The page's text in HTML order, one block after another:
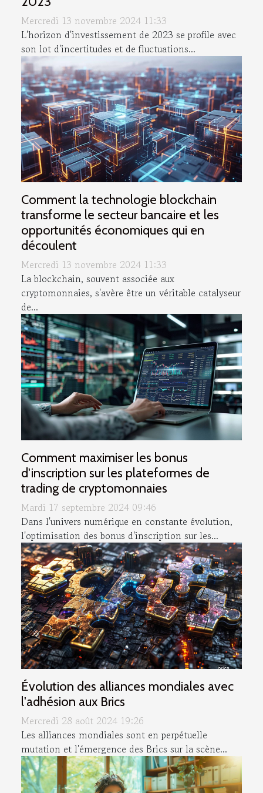
Mercredi 13 novembre 2024 11:33
L'horizon d'investissement de 2023 se profile avec
son lot d'incertitudes et de fluctuations...
Comment la technologie blockchain
transforme le secteur bancaire et les
opportunités économiques qui en
découlent
Mercredi 13 novembre 2024 11:33
La blockchain, souvent associée aux
cryptomonnaies, s'avère être un véritable catalyseur
de...
Comment maximiser les bonus
d'inscription sur les plateformes de
trading de cryptomonnaies
Mardi 17 septembre 2024 09:46
Dans l'univers numérique en constante évolution,
l'optimisation des bonus d'inscription sur les...
Évolution des alliances mondiales avec
l'adhésion aux Brics
Mercredi 28 août 2024 19:26
Les alliances mondiales sont en perpétuelle
mutation et l'émergence des Brics sur la scène...